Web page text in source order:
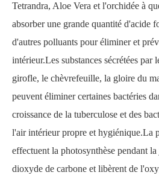
Tetrandra, Aloe Vera et l'orchidée à
absorber une grande quantité d'acide
d'autres polluants pour éliminer et
intérieur.Les substances sécrétées par
girofle, le chèvrefeuille, la gloire du
peuvent éliminer certaines bactéries
croissance de la tuberculose et des
l'air intérieur propre et hygiénique.La
effectuent la photosynthèse pendant
dioxyde de carbone et libèrent de